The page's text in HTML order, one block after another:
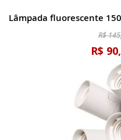
Lâmpada fluorescente
R$
R$